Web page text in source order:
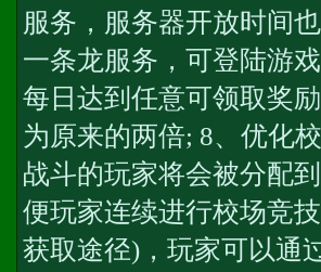
服务 ，服务器开放时间
一条龙服务 ，可登陆游
每日达到任意可领取奖
为原来的两倍; 8、优化
战斗的玩家将会被分配
便玩家连续进行校场竞
获取途径)，玩家可以通